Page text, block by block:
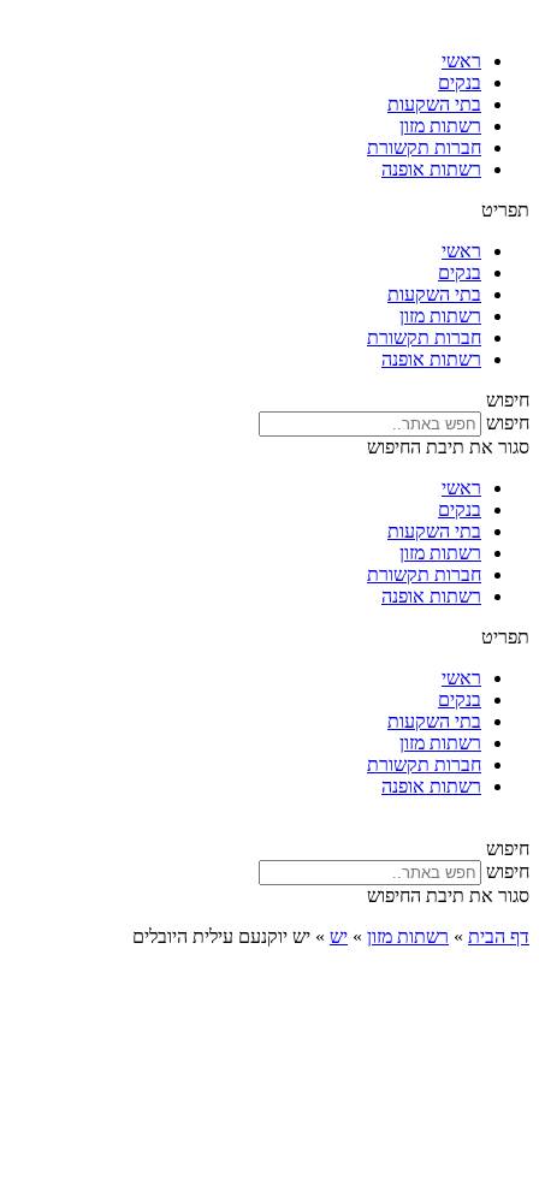
ראשי
בנקים
בתי השקעות
רשתות מזון
חברות תקשורת
רשתות אופנה
תפריט
ראשי
בנקים
בתי השקעות
רשתות מזון
חברות תקשורת
רשתות אופנה
חיפוש
חיפוש
סגור את תיבת החיפוש
ראשי
בנקים
בתי השקעות
רשתות מזון
חברות תקשורת
רשתות אופנה
תפריט
ראשי
בנקים
בתי השקעות
רשתות מזון
חברות תקשורת
רשתות אופנה
חיפוש
חיפוש
סגור את תיבת החיפוש
דף הבית » רשתות מזון » יש » יש יוקנעם עילית היובלים